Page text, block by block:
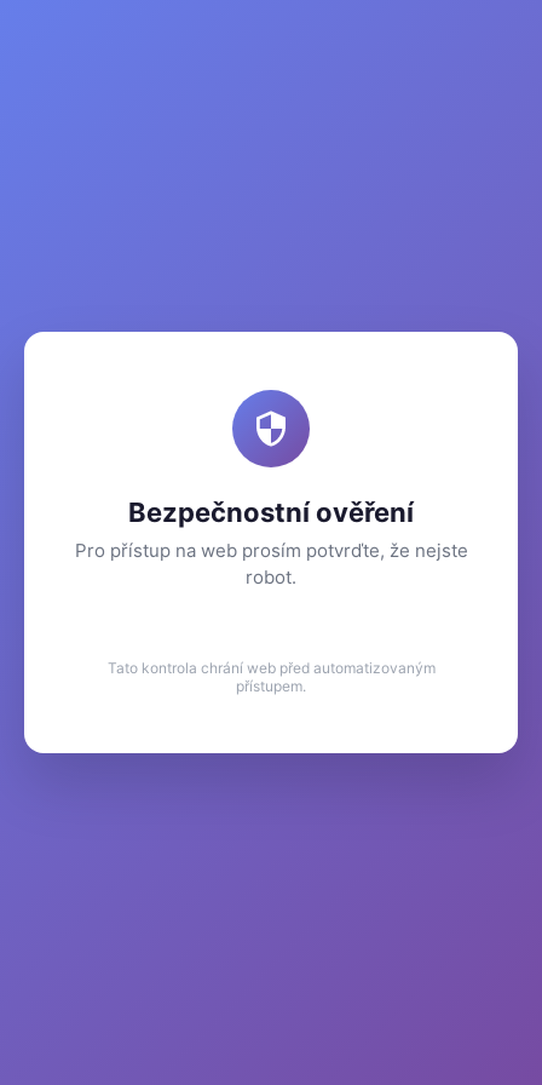
Bezpečnostní ověření
Pro přístup na web prosím potvrďte, že nejste
robot.
Tato kontrola chrání web před automatizovaným
přístupem.